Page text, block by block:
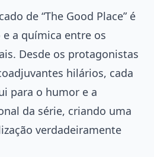
de “The Good Place” é
a química entre os
Desde os protagonistas
hilários, cada
para o humor e a
da série, criando uma
verdadeiramente